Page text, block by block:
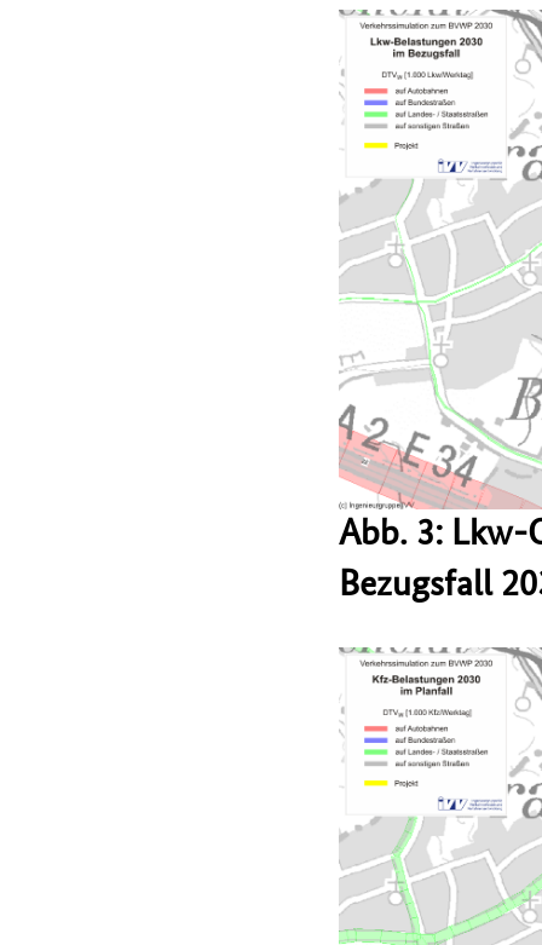
Abb. 3: Lkw-
Bezugsfall